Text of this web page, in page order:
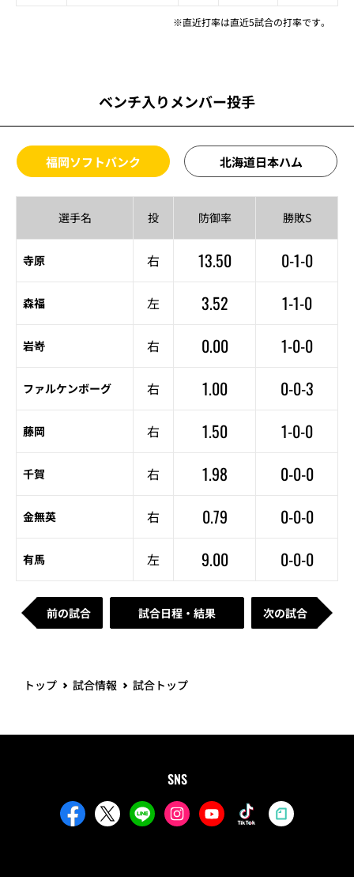
※直近打率は直近5試合の打率です。
ベンチ入りメンバー投手
福岡ソフトバンク 北海道日本ハム
選手名 投 防御率 勝敗S
寺原 右 13.50 0-1-0
森福 左 3.52 1-1-0
岩嵜 右 0.00 1-0-0
ファルケンボーグ 右 1.00 0-0-3
藤岡 右 1.50 1-0-0
千賀 右 1.98 0-0-0
金無英 右 0.79 0-0-0
有馬 左 9.00 0-0-0
前の試合 試合日程・結果 次の試合
トップ 試合情報 試合トップ
SNS